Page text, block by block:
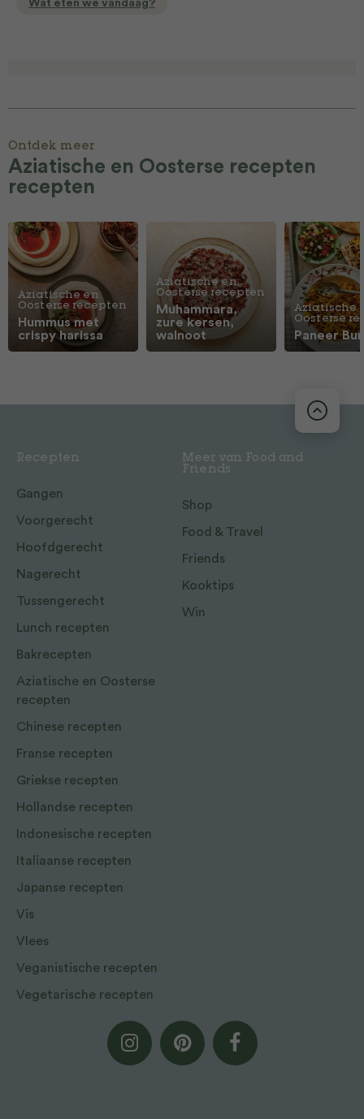
Wat eten we vandaag?
Ontdek meer
Aziatische en Oosterse recepten
recepten
Aziatische en
Oosterse recepten
Hummus met
crispy harissa
Aziatische en
Oosterse recepten
Muhammara,
zure kersen,
walnoot
Aziatische
Oosterse
Paneer
Recepten
Gangen
Voorgerecht
Hoofdgerecht
Nagerecht
Tussengerecht
Lunch recepten
Bakrecepten
Aziatische en Oosterse
recepten
Chinese recepten
Franse recepten
Griekse recepten
Hollandse recepten
Indonesische recepten
Italiaanse recepten
Japanse recepten
Vis
Vlees
Veganistische recepten
Vegetarische recepten
Meer van Food and
Friends
Shop
Food & Travel
Friends
Kooktips
Win